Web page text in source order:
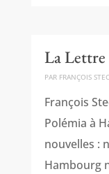
La Lettre
PAR FRANÇOIS
François
Polémia à
nouvelles :
Hambourg